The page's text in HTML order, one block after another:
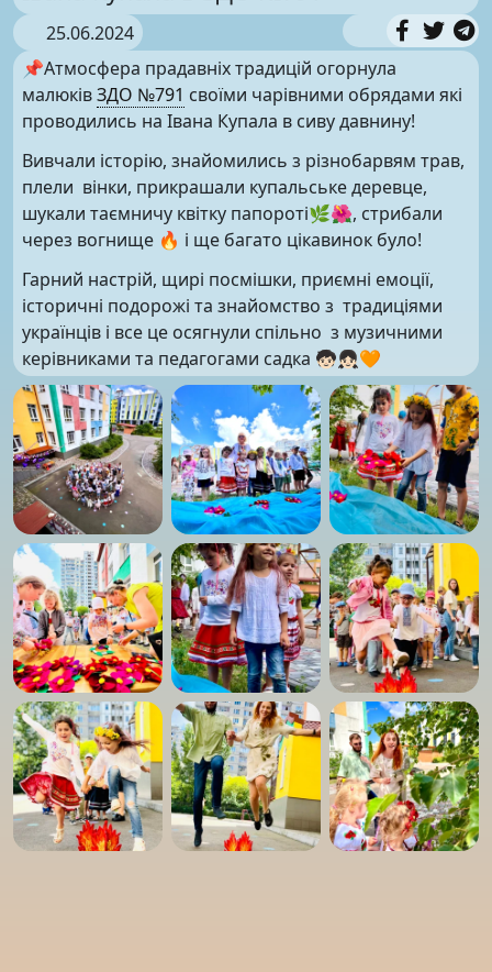
25.06.2024
📌Атмосфера прадавніх традицій огорнула
малюківЗДО №791 своїми чарівними обрядами які
проводились на Івана Купала в сиву давнину!
Вивчали історію, знайомились з різнобарвям трав,
плели вінки, прикрашали купальське деревце,
шукали таємничу квітку папороті🌿🌺, стрибали
через вогнище 🔥 і ще багато цікавинок було!
Гарний настрій, щирі посмішки, приємні емоції,
історичні подорожі та знайомство з традиціями
українців і все це осягнули спільно з музичними
керівниками та педагогами садка 🧒🏻👧🏻🧡